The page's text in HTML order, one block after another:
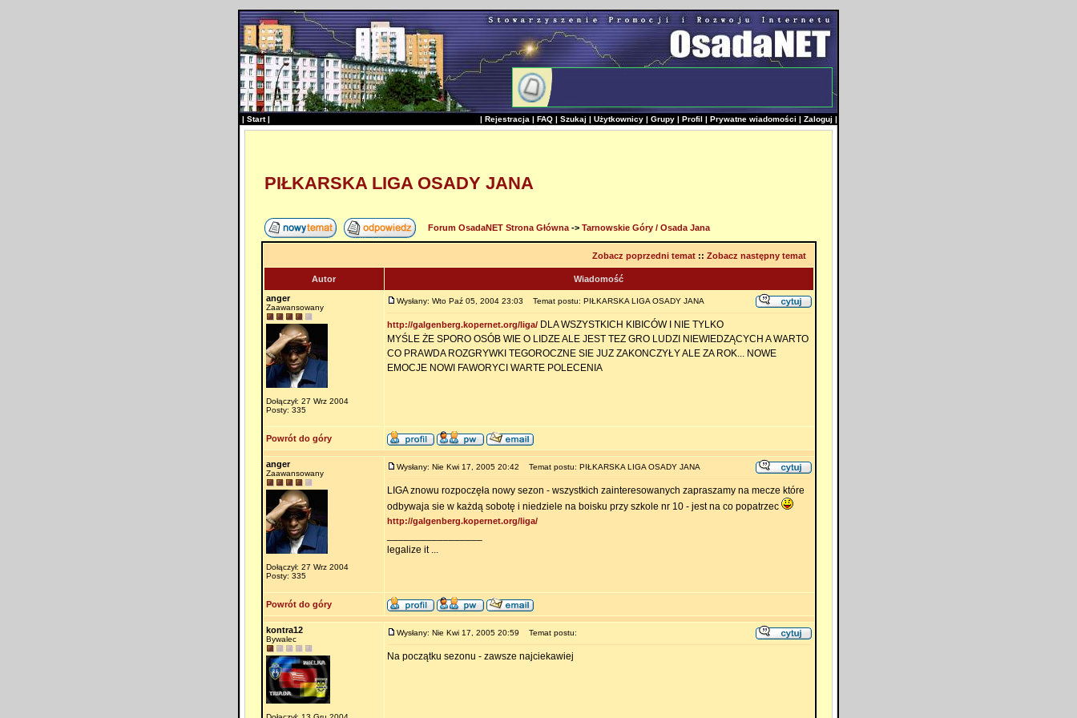
| Start| | Rejestracja | FAQ | Szukaj | Użytkownicy | Grupy | Profil | Prywatne wiadomości | Zaloguj |
PIŁKARSKA LIGA OSADY JANA
Forum OsadaNET Strona Główna-> Tarnowskie Góry / Osada Jana
Zobacz poprzedni temat:: Zobacz następny temat
Autor
Wiadomość
anger
Zaawansowany
Dołączył: 27 Wrz 2004
Posty: 335
Wysłany: Wto Paź 05, 2004 23:03 Temat postu: PIŁKARSKA LIGA OSADY JANA
http://galgenberg.kopernet.org/liga/DLA WSZYSTKICH KIBICÓW I NIE TYLKO
MYŚLE ŻE SPORO OSÓB WIE O LIDZE ALE JEST TEZ GRO LUDZI NIEWIEDZĄCYCH A WARTO
CO PRAWDA ROZGRYWKI TEGOROCZNE SIE JUZ ZAKONCZYŁY ALE ZA ROK... NOWE
EMOCJE NOWI FAWORYCI WARTE POLECENIA
Powrót do góry
anger
Zaawansowany
Dołączył: 27 Wrz 2004
Posty: 335
Wysłany: Nie Kwi 17, 2005 20:42 Temat postu: PIŁKARSKA LIGA OSADY JANA
LIGA znowu rozpoczęła nowy sezon - wszystkich zainteresowanych zapraszamy na mecze które
odbywaja sie w każdą sobotę i niedziele na boisku przy szkole nr 10 - jest na co popatrzec
http://galgenberg.kopernet.org/liga/
legalize it ...
Powrót do góry
kontra12
Bywalec
Wysłany: Nie Kwi 17, 2005 20:59 Temat postu:
Na początku sezonu - zawsze najciekawiej